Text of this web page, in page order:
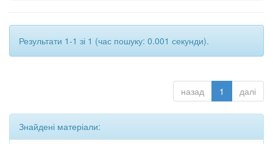
Результати 1-1 зі 1 (час пошуку: 0.001 секунди).
назад 1 далі
Знайдені матеріали: